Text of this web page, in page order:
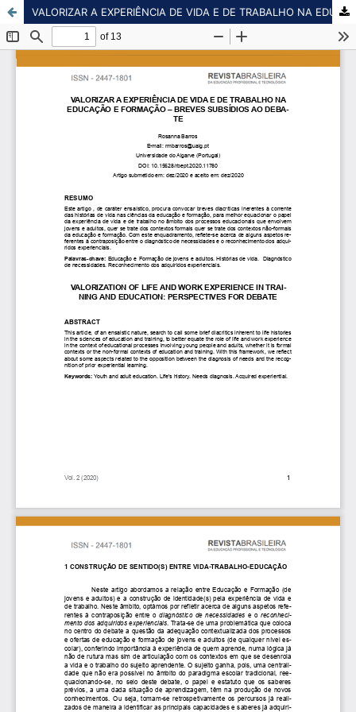
VALORIZAR A EXPERIÊNCIA DE VIDA E DE TRABALHO NA EDUCAÇÃO E FORMAÇÃO – BREVES SUBSÍDIOS AO DEBATE